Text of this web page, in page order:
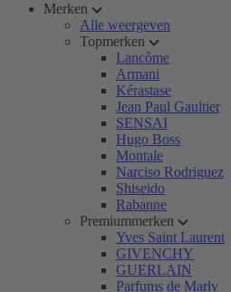
Merken
Alle weergeven
Topmerken
Lancôme
Armani
Kérastase
Jean Paul Gaultier
SENSAI
Hugo Boss
Montale
Narciso Rodriguez
Shiseido
Rabanne
Premiummerken
Yves Saint Laurent
GIVENCHY
GUERLAIN
Parfums de Marly